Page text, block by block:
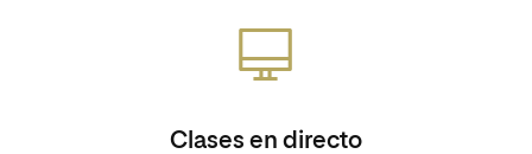
Clases en directo